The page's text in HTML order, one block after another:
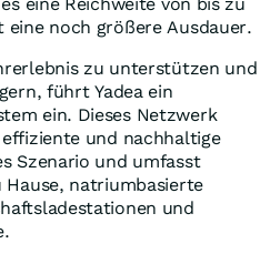
noch größere Ausdauer.
zu unterstützen und
führt Yadea ein
ein. Dieses Netzwerk
und nachhaltige
Szenario und umfasst
natriumbasierte
und